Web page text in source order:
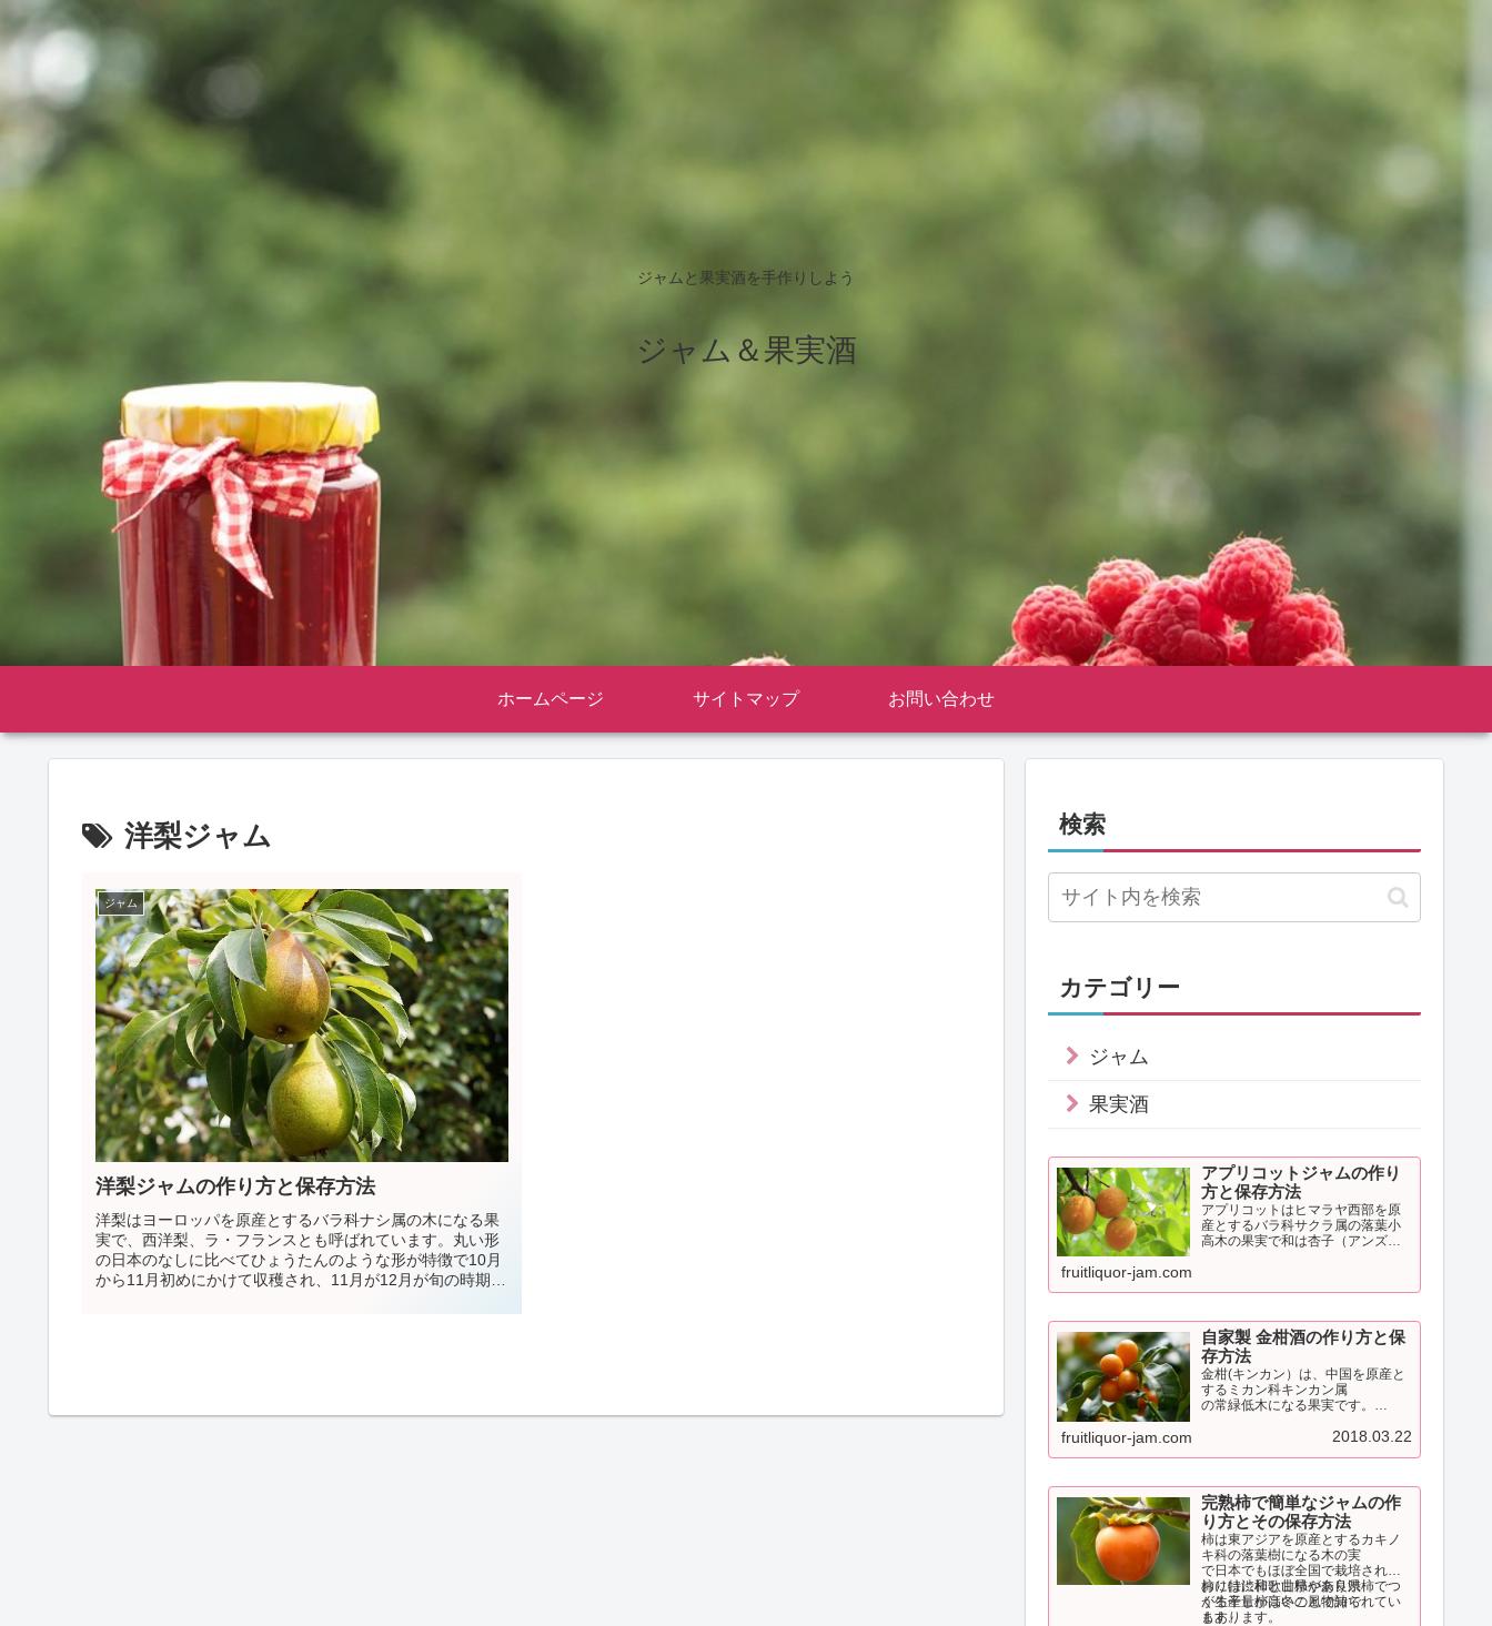
ジャムと果実酒を手作りしよう
ジャム＆果実酒
ホームページ サイトマップ お問い合わせ
洋梨ジャム
ジャム
洋梨ジャムの作り方と保存方法
洋梨はヨーロッパを原産とするバラ科ナシ属の木になる果
実で、西洋梨、ラ・フランスとも呼ばれています。丸い形
の日本のなしに比べてひょうたんのような形が特徴で10月
から11月初めにかけて収穫され、11月が12月が旬の時期に
検索
カテゴリー
ジャム
果実酒
アプリコットジャムの作り
方と保存方法
アプリコットはヒマラヤ西部を原
産とするバラ科サクラ属の落葉小
高木の果実で和は杏子（アンズ）
まれているためです。
fruitliquor-jam.com
自家製 金柑酒の作り方と保
存方法
金柑(キンカン）は、中国を原産と
するミカン科キンカン属
の常緑低木になる果実です。
ャムや甘露煮などに利用さ
ビタミンＣが含まれ古くか
ら疲労回復やのどに効く民間薬と
して重宝されてきました。
fruitliquor-jam.com 2018.03.22
完熟柿で簡単なジャムの作
り方とその保存方法
柿は東アジアを原産とするカキノ
キ科の落葉樹になる木の実
で日本でもほぼ全国で栽培されて
おり特に和歌山県や奈良県
が生産量が高いことで知られてい
ます。
柿には渋柿と甘柿があり渋柿でつ
くる干し柿は冬の風物詩で
もあります。